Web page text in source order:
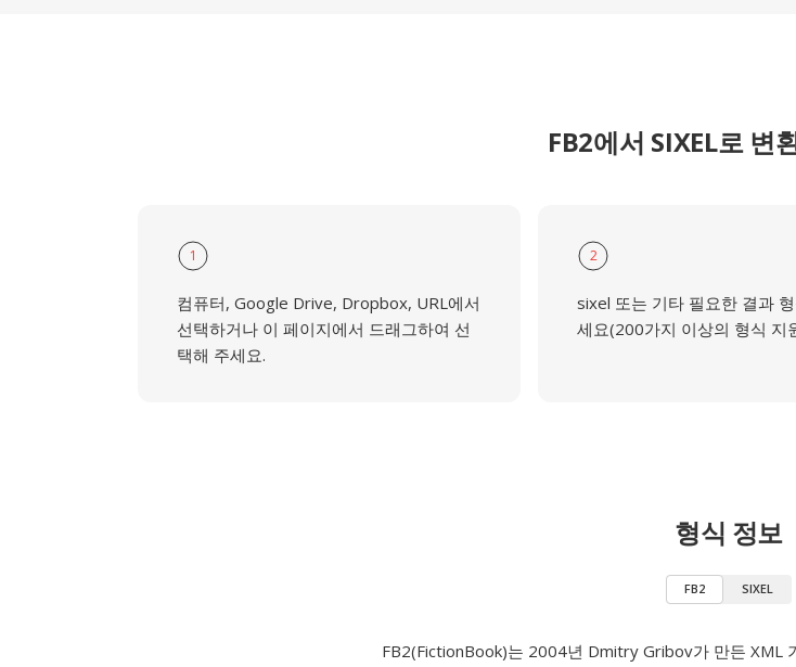
FB2에서 SIXEL로 변
1
컴퓨터, Google Drive, Dropbox, URL에서
선택하거나 이 페이지에서 드래그하여 선
택해 주세요.
2
sixel 또는 기타 필요한 결과
세요(200가지 이상의 형식 지
형식 정보
FB2 SIXEL
FB2(FictionBook)는 2004년 Dmitry Gribov가 만든 XML